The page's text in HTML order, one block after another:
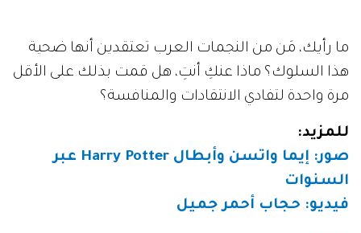
ما رأيك، مَن من النجمات العرب تعتقدين أنها ضحية
هذا السلوك؟ ماذا عنكِ أنتِ، هل قمت بذلك على الأقل
مرة واحدة لتفادي الانتقادات والمنافسة؟
للمزيد:
صور: إيما واتسن وأبطال
عبر
السنوات
فيديو: حجاب أحمر جميل